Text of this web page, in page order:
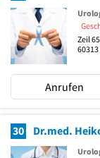
Zeil 65
60313
Anrufen
30 Dr.med.